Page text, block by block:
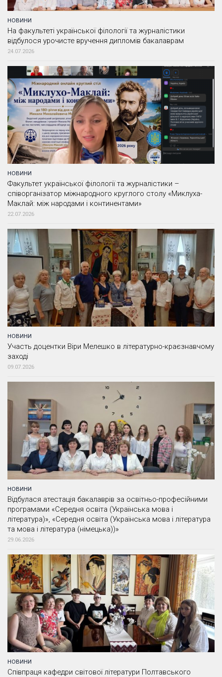
НОВИНИ
На факультеті української філології та журналістики
відбулося урочисте вручення дипломів бакалаврам
24.07.2026
НОВИНИ
Факультет української філології та журналістики –
співорганізатор міжнародного круглого столу «Миклуха-
Маклай: між народами і континентами»
22.07.2026
НОВИНИ
Участь доцентки Віри Мелешко в літературно-краєзнавчому
заході
09.07.2026
НОВИНИ
Відбулася атестація бакалаврів за освітньо-професійними
програмами «Середня освіта (Українська мова і
література)», «Середня освіта (Українська мова і література
та мова і література (німецька))»
29.06.2026
НОВИНИ
Співпраця кафедри світової літератури Полтавського